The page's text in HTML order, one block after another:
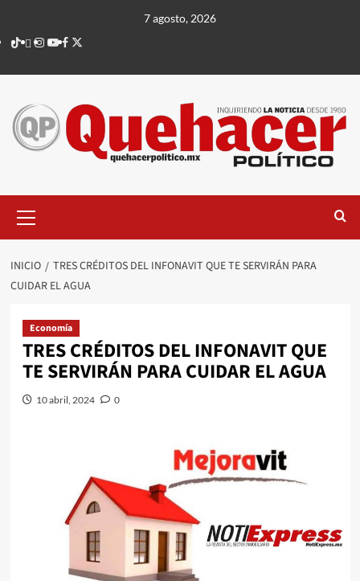
contenido
7 agosto, 2026
TikTok
threads
Instagram
Youtube
Facebook
X
principal
INICIO
TRES CRÉDITOS DEL INFONAVIT QUE TE SERVIRÁN PARA
CUIDAR EL AGUA
Economía
TRES CRÉDITOS DEL INFONAVIT QUE
TE SERVIRÁN PARA CUIDAR EL AGUA
10 abril, 2024 0